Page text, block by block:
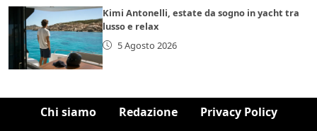
Kimi Antonelli, estate da sogno in yacht tra
lusso e relax
5 Agosto 2026
Chi siamo Redazione
Privacy Policy